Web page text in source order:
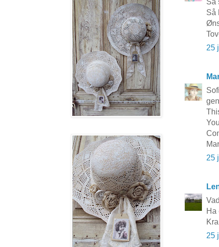
Så
25
25
Ha
25